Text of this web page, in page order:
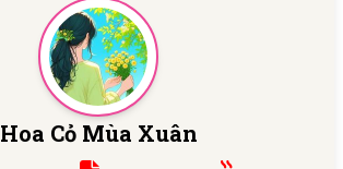
Hoa Cỏ Mùa Xuân